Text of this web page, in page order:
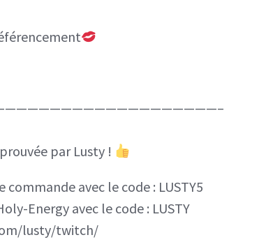
par Lusty !
avec le code : LUSTY5
Energy avec le code : LUSTY
lusty/twitch/